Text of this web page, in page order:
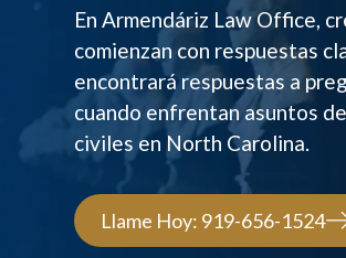
En Armendáriz Law Office,
comienzan con respuestas
encontrará respuestas a
cuando enfrentan asuntos
civiles en North Carolina.
Llame Hoy: 919-656-1524